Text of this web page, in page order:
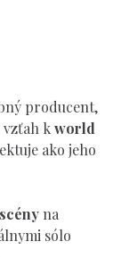
producent,
vzťah kworld
ako jeho
na
sólo